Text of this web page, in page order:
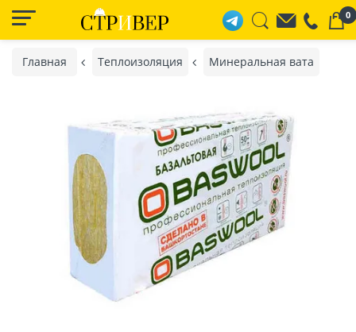
0
Главная Теплоизоляция Минеральная вата